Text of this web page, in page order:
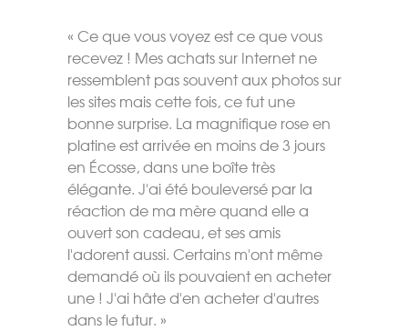
« Ce que vous voyez est ce que vous
recevez ! Mes achats sur Internet ne
ressemblent pas souvent aux photos sur
les sites mais cette fois, ce fut une
bonne surprise. La magnifique rose en
platine est arrivée en moins de 3 jours
en Écosse, dans une boîte très
élégante. J'ai été bouleversé par la
réaction de ma mère quand elle a
ouvert son cadeau, et ses amis
l'adorent aussi. Certains m'ont même
demandé où ils pouvaient en acheter
une ! J'ai hâte d'en acheter d'autres
dans le futur. »